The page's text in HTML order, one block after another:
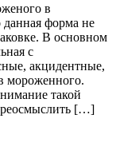
в
данная форма не
В основном
с
акцидентные,
мороженного.
такой
[…]